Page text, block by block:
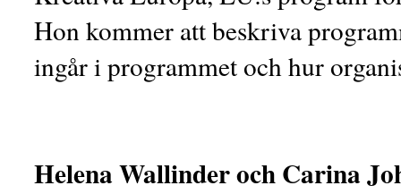
Hon kommer att beskriva
ingår i programmet och hur
Helena Wallinder och Carina